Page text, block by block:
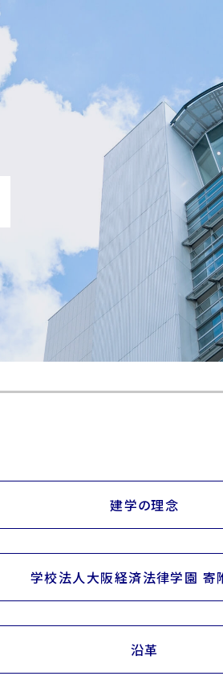
建学の理念
学校法人大阪経済法律学園 寄
沿革